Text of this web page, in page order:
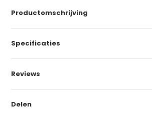
Productomschrijving
Specificaties
Reviews
Delen